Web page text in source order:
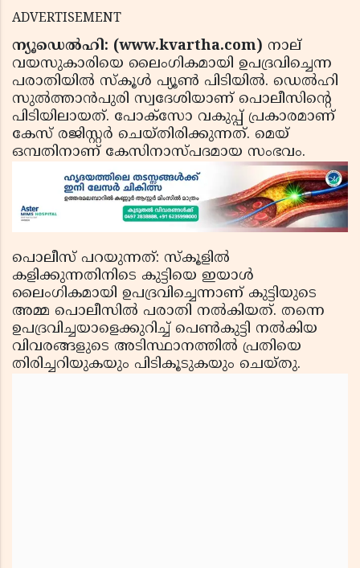
ADVERTISEMENT
ന്യൂഡെല്‍ഹി: (www.kvartha.com) നാല്
വയസുകാരിയെ ലൈംഗികമായി ഉപദ്രവിച്ചെന്ന
പരാതിയില്‍ സ്‌കൂള്‍ പ്യൂണ്‍ പിടിയില്‍. ഡെല്‍ഹി
സുല്‍ത്താന്‍പുരി സ്വദേശിയാണ് പൊലീസിന്റെ
പിടിയിലായത്. പോക്‌സോ വകുപ്പ് പ്രകാരമാണ്
കേസ് രജിസ്റ്റര്‍ ചെയ്തിരിക്കുന്നത്. മെയ്
ഒമ്പതിനാണ് കേസിനാസ്പദമായ സംഭവം.
പൊലീസ് പറയുന്നത്: സ്‌കൂളില്‍
കളിക്കുന്നതിനിടെ കുട്ടിയെ ഇയാള്‍
ലൈംഗികമായി ഉപദ്രവിച്ചെന്നാണ് കുട്ടിയുടെ
അമ്മ പൊലീസില്‍ പരാതി നല്‍കിയത്. തന്നെ
ഉപദ്രവിച്ചയാളെക്കുറിച്ച് പെണ്‍കുട്ടി നല്‍കിയ
വിവരങ്ങളുടെ അടിസ്ഥാനത്തില്‍ പ്രതിയെ
തിരിച്ചറിയുകയും പിടികൂടുകയും ചെയ്തു.